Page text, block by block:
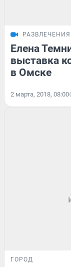
РАЗВЛЕЧЕНИЯ
Елена
выставка
в Омске
2 марта, 2018, 08:00
ГОРОД